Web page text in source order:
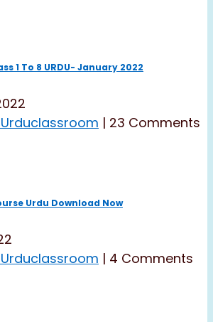
1 To 8 URDU- January 2022
| 23 Comments
Urdu Download Now
| 4 Comments